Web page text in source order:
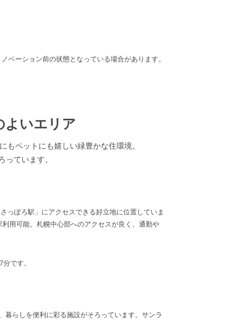
ベーション前の状態となっている場合があります。
よいエリア
もペットにも嬉しい緑豊かな住環境。
っています。
っぽろ駅」にアクセスできる好立地に位置していま
用可能。札幌中心部へのアクセスが良く、通勤や
です。
らしを便利に彩る施設がそろっています。サンラ